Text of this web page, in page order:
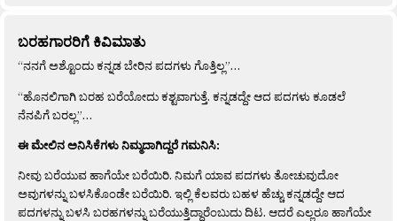
ಬರಹಗಾರರಿಗೆ ಕಿವಿಮಾತು
“ನನಗೆ ಅಶ್ಟೊಂದು ಕನ್ನಡ ಬೇರಿನ ಪದಗಳು ಗೊತ್ತಿಲ್ಲ”…
“ಹೊನಲಿಗಾಗಿ ಬರಹ ಬರೆಯೋದು ಕಶ್ಟವಾಗುತ್ತೆ. ಕನ್ನಡದ್ದೇ ಆದ ಪದಗಳು ಕೂಡಲೆ
ನೆನಪಿಗೆ ಬರಲ್ಲ”…
ಈ ಮೇಲಿನ ಅನಿಸಿಕೆಗಳು ನಿಮ್ಮದಾಗಿದ್ದರೆ ಗಮನಿಸಿ:
ನೀವು ಬರೆಯುವ ಹಾಗೆಯೇ ಬರೆಯಿರಿ. ನಿಮಗೆ ಯಾವ ಪದಗಳು ತೋಚುವುದೋ
ಅವುಗಳನ್ನು ಬಳಸಿಕೊಂಡೇ ಬರೆಯಿರಿ. ಇಲ್ಲಿ ಕೆಲವರು ಬಹಳ ಹೆಚ್ಚು ಕನ್ನಡದ್ದೇ ಆದ
ಪದಗಳನ್ನು ಬಳಸಿ ಬರಹಗಳನ್ನು ಬರೆಯುತ್ತಿದ್ದಾರೆಂಬುದು ದಿಟ. ಆದರೆ ಎಲ್ಲರೂ ಹಾಗೆಯೇ